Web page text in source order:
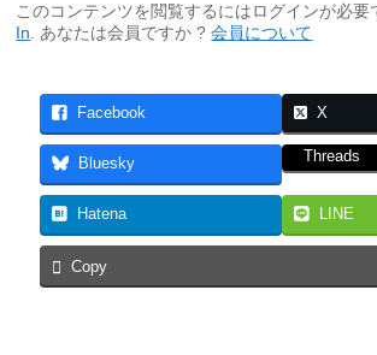
このコンテンツを閲覧するにはログインが必要
In . あなたは会員ですか ?会員について
Facebook X
Bluesky Threads
Hatena LINE
Copy